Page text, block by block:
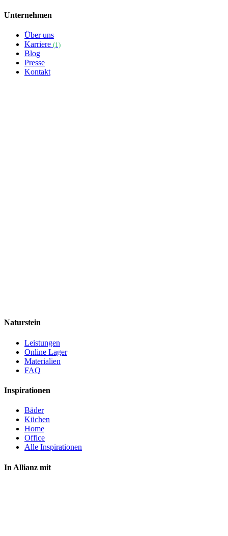
Unternehmen
Über uns
Karriere (1)
Blog
Presse
Kontakt
Naturstein
Leistungen
Online Lager
Materialien
FAQ
Inspirationen
Bäder
Küchen
Home
Office
Alle Inspirationen
In Allianz mit